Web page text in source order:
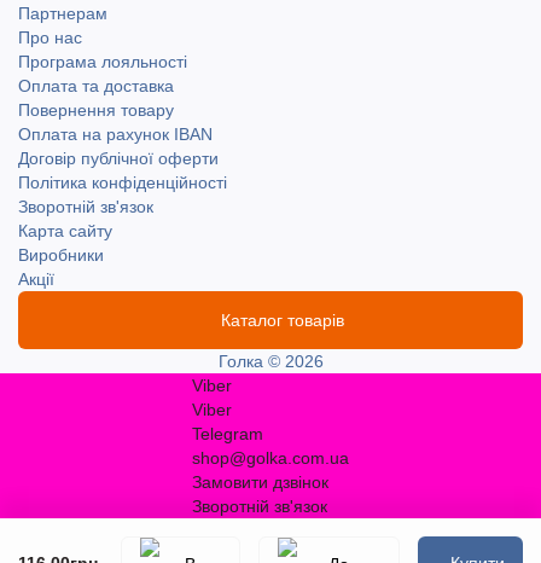
Партнерам
Про нас
Програма лояльності
Оплата та доставка
Повернення товару
Оплата на рахунок IBAN
Договір публічної оферти
Політика конфіденційності
Зворотній зв'язок
Карта сайту
Виробники
Акції
Каталог товарів
Голка © 2026
Viber
Viber
Telegram
shop@golka.com.ua
Замовити дзвінок
Зворотній зв'язок